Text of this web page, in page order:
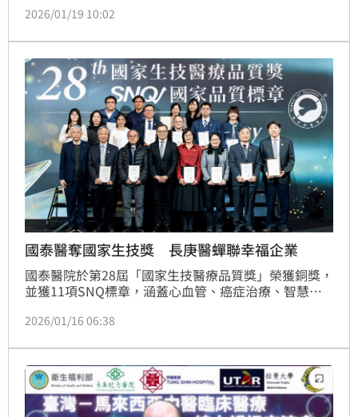
這其實是「致命誤區」。卓醫師解釋，諾羅病毒屬於
羅病毒而言，就像是「幫它洗澡」一樣，根本殺不死
它。
2026/01/19 10:02
國泰醫奪國家生技獎 長庚醫蟬聯幸福企業
國泰醫院於第28屆「國家生技醫療品質獎」榮獲銅獎，
並獲11項SNQ標章，涵蓋心血管、癌症治療、智慧醫
慧系統，顯著縮短設備搜尋與盤點時間，病人平均等待
院則連續三年獲1111人力銀行「幸福企業」金獎，展
現卓越員工照顧成果。（記者：簡浩正）
2026/01/16 06:38